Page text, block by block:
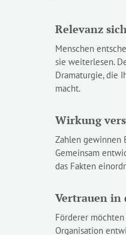
Relevanz
Menschen
sie weiterlesen.
Dramaturgie, die
macht.
Wirkung
Zahlen gewinnen
Gemeinsam
das Fakten
Vertrauen in
Förderer
Organisation